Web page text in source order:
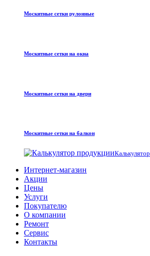
Москитные сетки рулонные
Москитные сетки на окна
Москитные сетки на двери
Москитные сетки на балкон
Калькулятор
Интернет-магазин
Акции
Цены
Услуги
Покупателю
О компании
Ремонт
Сервис
Контакты